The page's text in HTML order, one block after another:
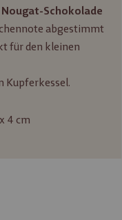
Nougat-Schokolade
abgestimmt
für den kleinen
Kupferkessel.
4 cm